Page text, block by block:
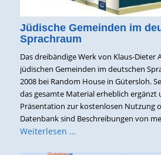
Jüdische Gemeinden im
Sprachraum
Das dreibändige Werk von Klaus-Dieter
jüdischen Gemeinden im deutschen
2008 bei Random House in Gütersloh.
das gesamte Material erheblich
Präsentation zur kostenlosen Nutzung
Datenbank sind Beschreibungen von
Weiterlesen …